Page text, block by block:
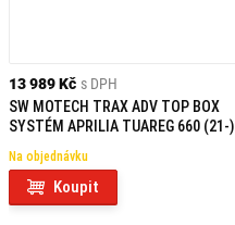
13 989 Kč s DPH
SW MOTECH TRAX ADV TOP BOX
SYSTÉM APRILIA TUAREG 660 (21-)
Na objednávku
Koupit